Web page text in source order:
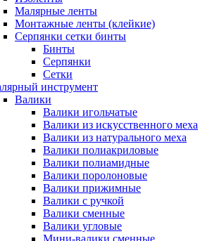
Малярные ленты
Монтажные ленты (клейкие)
Серпянки сетки бинты
Бинты
Серпянки
Сетки
инструмент
Валики
Валики игольчатые
Валики из искусственного меха
Валики из натурального меха
Валики полиакриловые
Валики полиамидные
Валики поролоновые
Валики прижимные
Валики с ручкой
Валики сменные
Валики угловые
Мини-валики сменные